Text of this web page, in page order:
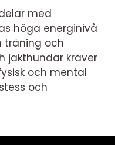
med
höga energinivå
träning och
jakthundar kräver
och mental
och